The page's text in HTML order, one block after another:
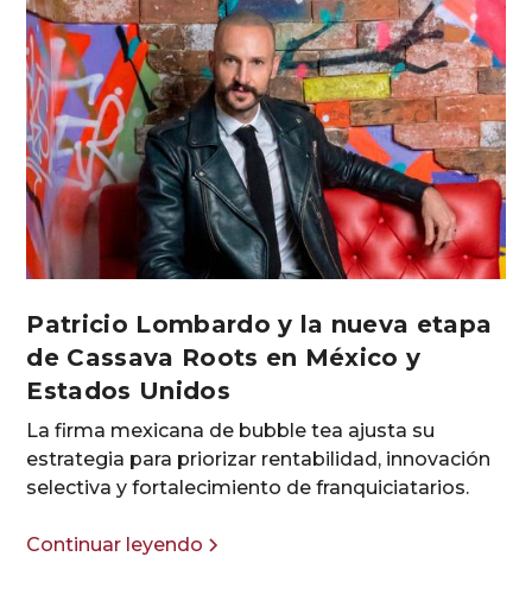
Patricio Lombardo y la nueva etapa
de Cassava Roots en México y
Estados Unidos
La firma mexicana de bubble tea ajusta su
estrategia para priorizar rentabilidad, innovación
selectiva y fortalecimiento de franquiciatarios.
Continuar leyendo